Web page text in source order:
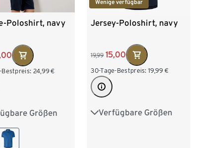
Poloshirt, navy
Bestpreis: 24,99€
Größen
L 52/54
58
Wenige verfügbar
Jersey-Poloshirt, navy
19,99 15,00
30-Tage-Bestpreis: 19,99 €
Verfügbare Größen
S 44/46 M 48/50